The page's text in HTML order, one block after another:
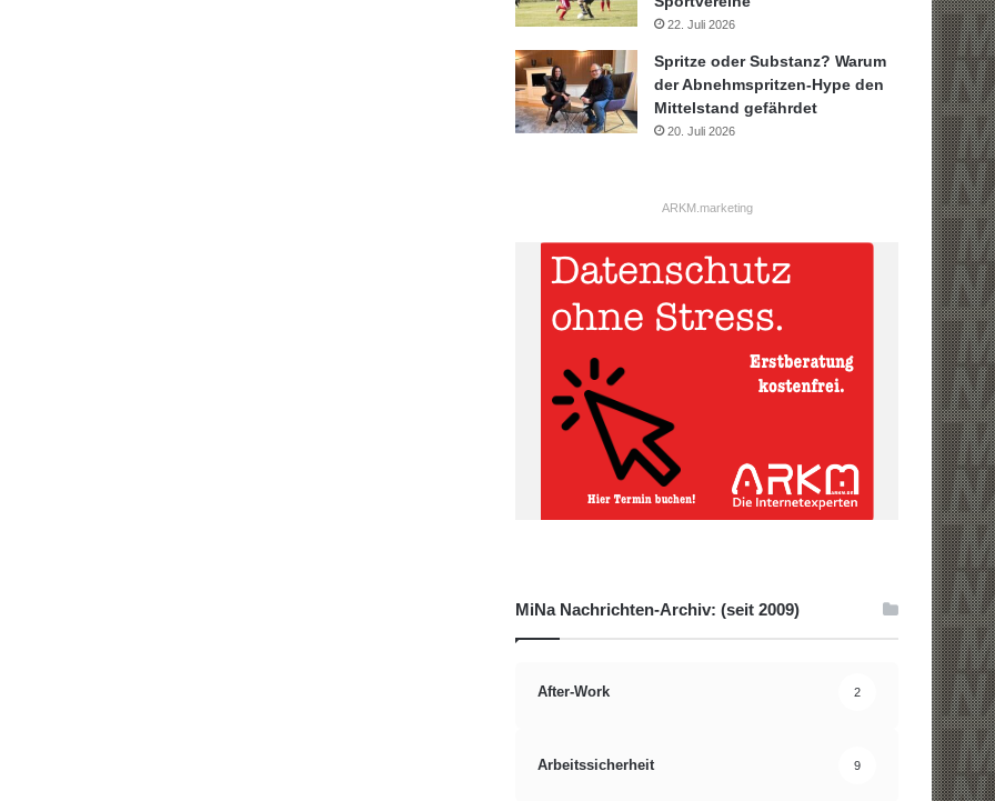
22. Juli 2026
Spritze oder Substanz? Warum
der Abnehmspritzen-Hype den
Mittelstand gefährdet
20. Juli 2026
ARKM.marketing
MiNa Nachrichten-Archiv: (seit 2009)
After-Work 2
Arbeitssicherheit 9